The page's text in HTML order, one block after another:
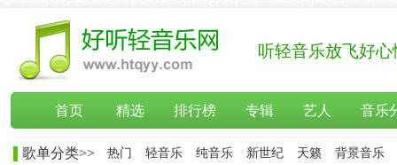
听轻音乐放飞好心
首页 精选 排行榜 专辑 艺人 音乐
歌单分类>> 热门 轻音乐 纯音乐 新世纪 天籁 背景音乐